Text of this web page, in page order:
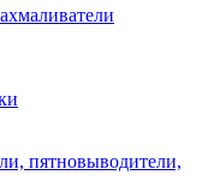
пятновыводители,